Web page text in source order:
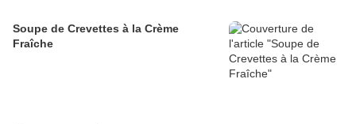
Soupe de Crevettes à la Crème
Fraîche